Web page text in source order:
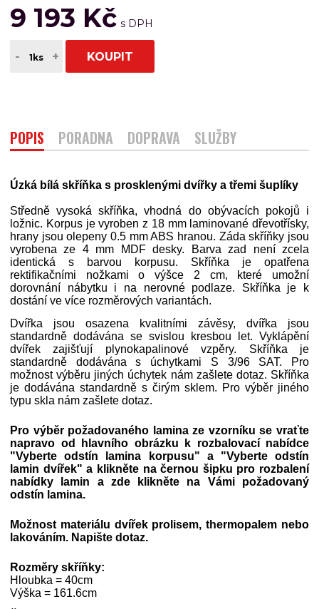
9 193 Kč
- + KOUPIT
POPIS PORADNA DOPRAVA SLUŽBY
Úzká bílá skříňka s prosklenými dvířky a třemi šuplíky
Středně vysoká skříňka, vhodná do obývacích pokojů i
ložnic. Korpus je vyroben z 18 mm laminované dřevotřísky,
hrany jsou olepeny 0.5 mm ABS hranou. Záda skříňky jsou
vyrobena ze 4 mm MDF desky. Barva zad není zcela
identická s barvou korpusu. Skříňka je opatřena
rektifikačními nožkami o výšce 2 cm, které umožní
dorovnání nábytku i na nerovné podlaze. Skříňka je k
dostání ve více rozměrových variantách.
Dvířka jsou osazena kvalitními závěsy, dvířka jsou
standardně dodávána se svislou kresbou let. Vyklápění
dvířek zajišťují plynokapalinové vzpěry. Skříňka je
standardně dodávána s úchytkami S 3/96 SAT. Pro
možnost výběru jiných úchytek nám zašlete dotaz. Skříňka
je dodávána standardně s čirým sklem. Pro výběr jiného
typu skla nám zašlete dotaz.
Pro výběr požadovaného lamina ze vzorníku se vraťte
napravo od hlavního obrázku k rozbalovací nabídce
"Vyberte odstín lamina korpusu" a "Vyberte odstín
lamin dvířek" a klikněte na černou šipku pro rozbalení
nabídky lamin a zde klikněte na Vámi požadovaný
odstín lamina.
Možnost materiálu dvířek prolisem, thermopalem nebo
lakováním. Napište dotaz.
Rozměry skříňky:
Hloubka = 40cm
Výška = 161.6cm